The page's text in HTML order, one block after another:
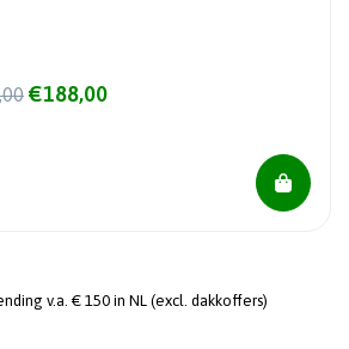
€188,00
v.a. € 150 in NL (excl. dakkoffers)